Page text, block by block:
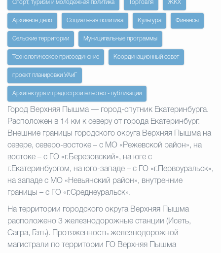
Избирательная
Общественная
Градостроительство и
Государственные организации
Открытые
Спорт, туризм и молодежная политика Торговля ЖКХ
Архивное дело Социальная политика Культура Финансы
Сельские территории Муниципальные программы
Технологическое присоединение Координационный совет
проект планировки УАиГ
Архитектура и градостроительство - публикации
Город Верхняя Пышма — город-спутник Екатеринбурга.
Расположен в 14 км к северу от города Екатеринбург.
Внешние границы городского округа Верхняя Пышма на
севере, северо-востоке – с МО «Режевской район», на
востоке – с ГО «г.Березовский», на юге с
г.Екатеринбургом, на юго-западе – с ГО «г.Первоуральск»,
на западе с МО «Невьянский район», внутренние
границы – с ГО «г.Среднеуральск».
На территории городского округа Верхняя Пышма
расположено 3 железнодорожные станции (Исеть,
Сагра, Гать). Протяженность железнодорожной
магистрали по территории ГО Верхняя Пышма